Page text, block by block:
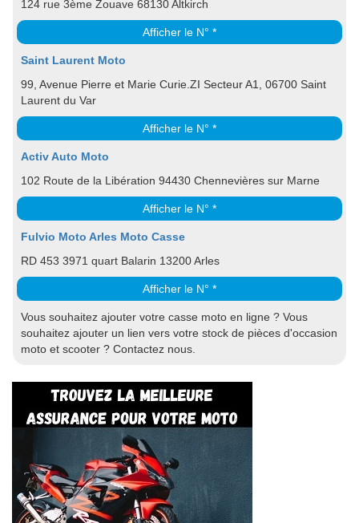
124 rue 3ème Zouave 68130 Altkirch
Afficher le N° *
Saint Laurent Moto
99, Avenue Pierre et Marie Curie.ZI Secteur A1, 06700 Saint
Laurent du Var
Afficher le N° *
Activ Auto Moto
102 Route de la Libération 94430 Chennevières sur Marne
Afficher le N° *
Fulvio Moto Arles Moto Casse
RD 453 3971 quart Balarin 13200 Arles
Afficher le N° *
Vous souhaitez ajouter votre casse moto en ligne ? Vous
souhaitez ajouter un lien vers votre stock de pièces d'occasion
moto et scooter ? Contactez nous.